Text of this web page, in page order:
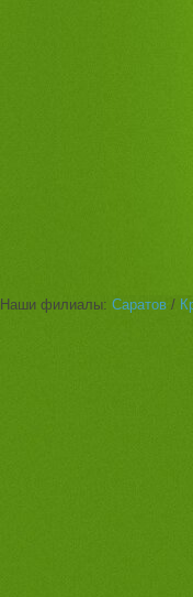
Наши филиалы: Саратов /